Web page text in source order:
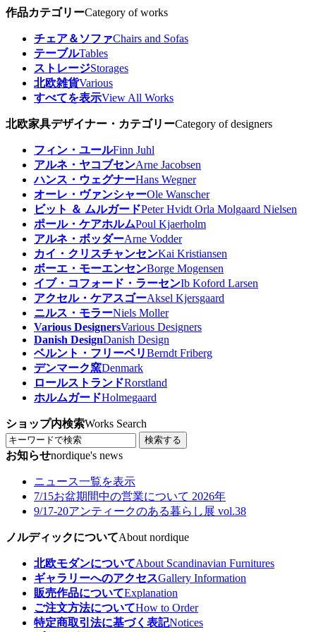
作品カテゴリーCategory of works
チェア＆ソファChairs and Sofas
テーブルTables
ストレージStorages
北欧雑貨Various
すべてを表示View All Works
北欧家具デザイナー・カテゴリーCategory of designers
フィン・ユールFinn Juhl
アルネ・ヤコブセンArne Jacobsen
ハンス・ウェグナーHans Wegner
オーレ・ヴァンシャーOle Wanscher
ビット ＆ ムルガードPeter Hvidt Orla Molgaard Nielsen
ポール・ケアホルムPoul Kjaerholm
アルネ・ボッダーArne Vodder
カイ・クリスチャンセンKai Kristiansen
ボーエ・モーエンセンBorge Mogensen
イブ・コフォード・ラーセンIb Koford Larsen
アクセル・ケアスゴーAksel Kjersgaard
ニルス・モラーNiels Moller
Various DesignersVarious Designers
Danish DesignDanish Design
ベルント・フリーベリBerndt Friberg
デンマーク窯Denmark
ロールストランドRorstland
ホルムガードHolmegaard
ショップ内検索Works Search
検索する
お知らせnordique's news
ニュース一覧を表示
7/15お盆期間中の営業について 2026年
9/17-20アンティークのある暮らし展 vol.38
ノルディックについてAbout nordique
北欧モダンについてAbout Scandinavian Furnitures
ギャラリーへのアクセスGallery Information
販売作品についてExplanation
ご注文方法についてHow to Order
特定商取引法に基づく表記Notices